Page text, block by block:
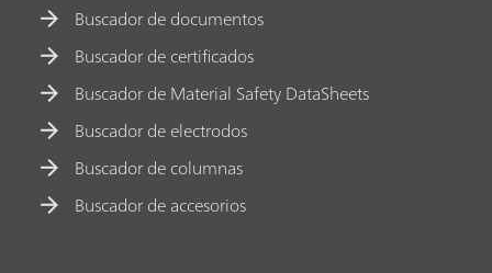
Buscador de documentos
Buscador de certificados
Buscador de Material Safety DataSheets
Buscador de electrodos
Buscador de columnas
Buscador de accesorios